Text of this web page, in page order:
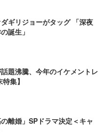
ダギリジョーがタッグ 「深夜
誕生」
題沸騰、今年のイケメントレ
集】
離婚」SPドラマ決定＜キャ